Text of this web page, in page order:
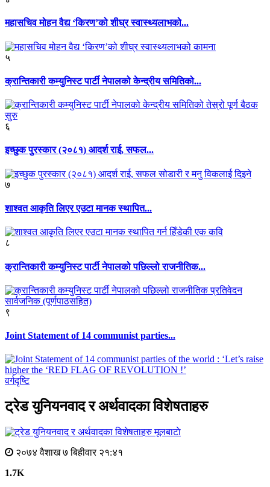
महासचिव मोहन वैद्य ‘किरण’को शीघ्र स्वास्थ्यलाभको...
५
क्रान्तिकारी कम्युनिस्ट पार्टी नेपालको केन्द्रीय समितिको...
६
इच्छुक पुरस्कार (२०८१) आदर्श राई, सफल...
७
शाश्वत आकृति लिएर एउटा मानक स्थापित...
८
क्रान्तिकारी कम्युनिस्ट पार्टी नेपालको पछिल्लो राजनीतिक...
९
Joint Statement of 14 communist parties...
वर्गदृष्टि
ट्रेड युनियनवाद र अर्थवादका विशेषताहरु
मूलबाटाे
२०७४ वैशाख ७ बिहीवार २१:४१
1.7K